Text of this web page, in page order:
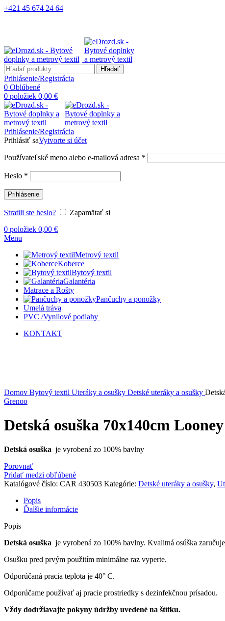
+421 45 674 24 64
Hľadať
Prihlásenie/Registrácia
0 Oblúbené
0 položiek 0,00 €
Prihlásenie/Registrácia
Prihlásiť saVytvorte si účet
Používateľské meno alebo e-mailová adresa *
Heslo *
Prihlásenie
Stratili ste heslo?
Zapamätať si
0 položiek 0,00 €
Menu
Metrový textil
Koberce
Bytový textil
Galantéria
Matrace a Rošty
Pančuchy a ponožky
Umelá tráva
PVC /Vynilové podlahy
KONTAKT
Domov Bytový textil Uteráky a osušky Detské uteráky a osušky
Grenoo
Detská osuška 70x140cm
Detská osuška je vyrobená zo 100% bavlny
Porovnať
Pridať medzi obľúbené
Katalógové číslo: CAR 430503 Kategórie: Detské uteráky a osušky,
Popis
Ďalšie informácie
Popis
Detská osuška je vyrobená zo 100% bavlny. Kvalitná osúška
Osušku pred prvým použitím minimálne raz vyperte.
Odporúčaná pracia teplota je 40° C.
Odporúčame používať aj pracie prostriedky s dezinfekčnou prísadou.
Vždy dodržiavajte pokyny údržby uvedené na štítku.